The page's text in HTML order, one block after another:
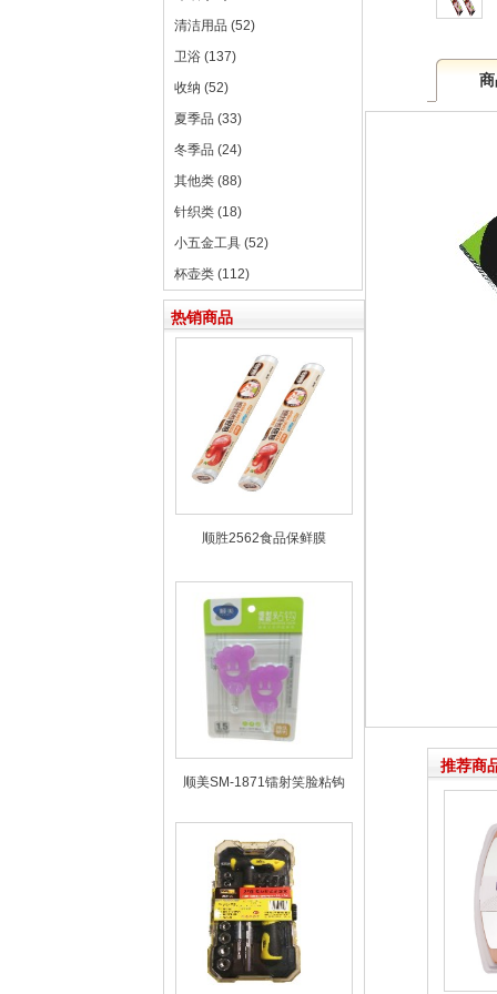
清洁用品 (52)
卫浴 (137)
收纳 (52)
夏季品 (33)
冬季品 (24)
其他类 (88)
针织类 (18)
小五金工具 (52)
杯壶类 (112)
热销商品
顺胜2562食品保鲜膜
顺美SM-1871镭射笑脸粘钩
推荐商